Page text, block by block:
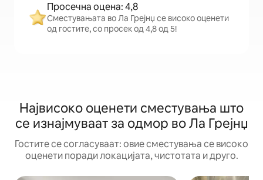
Просечна оцена: 4,8
Сместувањата во Ла Грејнџ се високо оценети
од гостите, со просек од 4,8 од 5!
Највисоко оценети сместувања што
се изнајмуваат за одмор во Ла Грејнџ
Гостите се согласуваат: овие сместувања се високо
оценети поради локацијата, чистотата и друго.